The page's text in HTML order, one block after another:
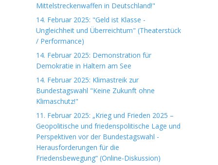
Mittelstreckenwaffen in Deutschland!"
14. Februar 2025: "Geld ist Klasse -
Ungleichheit und Überreichtum" (Theaterstück
/ Performance)
14. Februar 2025: Demonstration für
Demokratie in Haltern am See
14. Februar 2025: Klimastreik zur
Bundestagswahl "Keine Zukunft ohne
Klimaschutz!"
11. Februar 2025: „Krieg und Frieden 2025 –
Geopolitische und friedenspolitische Lage und
Perspektiven vor der Bundestagswahl -
Herausforderungen für die
Friedensbewegung“ (Online-Diskussion)